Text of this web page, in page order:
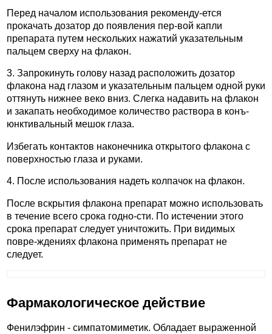
Перед началом использования рекоменду-ется
прокачать дозатор до появления пер-вой капли
препарата путем нескольких нажатий указательным
пальцем сверху на флакон.
3. Запрокинуть голову назад расположить дозатор
флакона над глазом и указательным пальцем одной руки
оттянуть нижнее веко вниз. Слегка надавить на флакон
и закапать необходимое количество раствора в конъ-
юнктивальный мешок глаза.
Избегать контактов наконечника открытого флакона с
поверхностью глаза и руками.
4. После использования надеть колпачок на флакон.
После вскрытия флакона препарат можно использовать
в течение всего срока годно-сти. По истечении этого
срока препарат следует уничтожить. При видимых
повре-ждениях флакона применять препарат не
следует.
Фармакологическое действие
Фенилэфрин - симпатомиметик. Обладает выраженной